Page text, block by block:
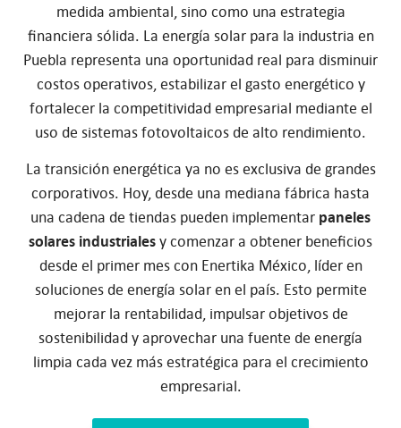
medida ambiental, sino como una estrategia
financiera sólida. La energía solar para la industria en
Puebla representa una oportunidad real para disminuir
costos operativos, estabilizar el gasto energético y
fortalecer la competitividad empresarial mediante el
uso de sistemas fotovoltaicos de alto rendimiento.
La transición energética ya no es exclusiva de grandes
corporativos. Hoy, desde una mediana fábrica hasta
una cadena de tiendas pueden implementar paneles
solares industrialesy comenzar a obtener beneficios
desde el primer mes con Enertika México, líder en
soluciones de energía solar en el país. Esto permite
mejorar la rentabilidad, impulsar objetivos de
sostenibilidad y aprovechar una fuente de energía
limpia cada vez más estratégica para el crecimiento
empresarial.